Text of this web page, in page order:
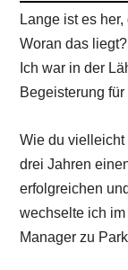
Lange ist es
Woran das liegt?
Ich war in der
Begeisterung
Wie du vielleicht
drei Jahren
erfolgreichen
wechselte ich
Manager zu